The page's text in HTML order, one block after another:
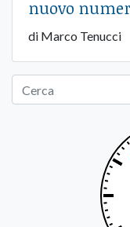
nuovo
di Marco Tenucci